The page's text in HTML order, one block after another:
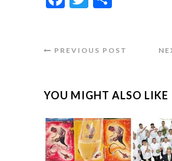
PREVIOUS POST
YOU MIGHT ALSO LIKE